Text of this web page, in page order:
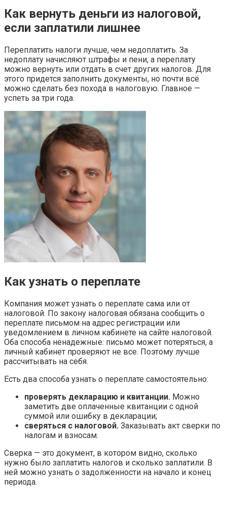
Как вернуть деньги из налоговой,
если заплатили лишнее
Переплатить налоги лучше, чем недоплатить. За
недоплату начисляют штрафы и пени, а переплату
можно вернуть или отдать в счет других налогов. Для
этого придется заполнить документы, но почти всё
можно сделать без похода в налоговую. Главное —
успеть за три года.
Как узнать о переплате
Компания может узнать о переплате сама или от
налоговой. По закону налоговая обязана сообщить о
переплате письмом на адрес регистрации или
уведомлением в личном кабинете на сайте налоговой.
Оба способа ненадежные: письмо может потеряться, а
личный кабинет проверяют не все. Поэтому лучше
рассчитывать на себя.
Есть два способа узнать о переплате самостоятельно:
проверять декларацию и квитанции. Можно
заметить две оплаченные квитанции с одной
суммой или ошибку в декларации;
сверяться с налоговой. Заказывать акт сверки по
налогам и взносам.
Сверка — это документ, в котором видно, сколько
нужно было заплатить налогов и сколько заплатили. В
ней можно узнать о задолженности на начало и конец
периода.